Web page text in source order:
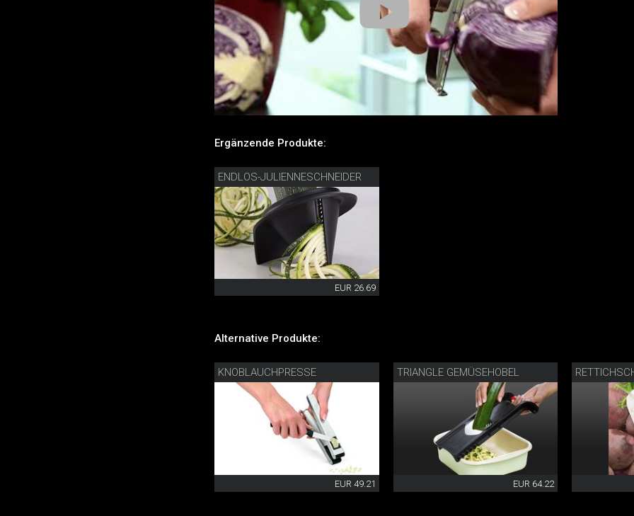
Ergänzende Produkte:
ENDLOS-JULIENNESCHNEIDER
EUR 26.69
Alternative Produkte:
KNOBLAUCHPRESSE
EUR 49.21
TRIANGLE GEMÜSEHOBEL
EUR 64.22